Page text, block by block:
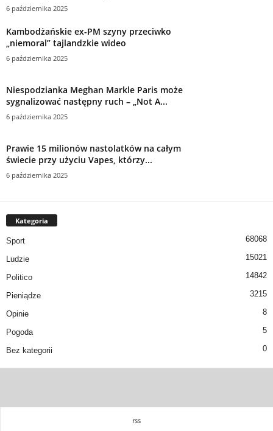
6 października 2025
Kambodżańskie ex-PM szyny przeciwko
„niemoral” tajlandzkie wideo
6 października 2025
Niespodzianka Meghan Markle Paris może
sygnalizować następny ruch – „Not A...
6 października 2025
Prawie 15 milionów nastolatków na całym
świecie przy użyciu Vapes, którzy...
6 października 2025
Kategoria
Sport 68068
Ludzie 15021
Politico 14842
Pieniądze 3215
Opinie 8
Pogoda 5
Bez kategorii 0
rss